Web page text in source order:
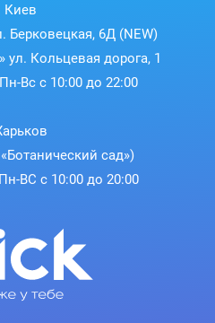
Киев
Берковецкая, 6Д (NEW)
ул. Кольцевая дорога, 1
Вс с 10:00 до 22:00
сад»)
ВС с 10:00 до 20:00